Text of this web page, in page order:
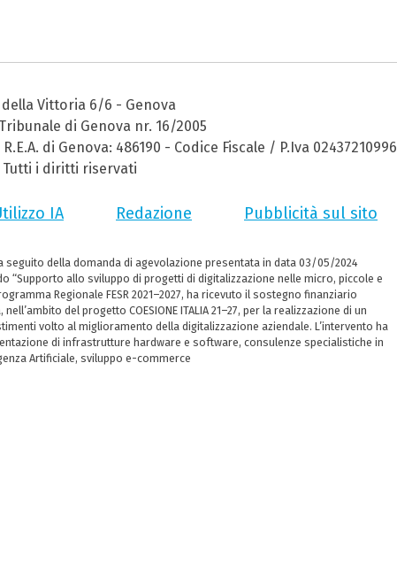
Vittoria 6/6 - Genova
di Genova nr. 16/2005
di Genova: 486190 - Codice Fiscale / P.Iva 02437210996
Tutti i diritti riservati
IA Redazione Pubblicità sul sito
a seguito della domanda di agevolazione presentata in data 03/05/2024
“Supporto allo sviluppo di progetti di digitalizzazione nelle micro, piccole e
Regionale FESR 2021–2027, ha ricevuto il sostegno finanziario
nell’ambito del progetto COESIONE ITALIA 21–27, per la realizzazione di un
volto al miglioramento della digitalizzazione aziendale. L’intervento ha
di infrastrutture hardware e software, consulenze specialistiche in
Artificiale, sviluppo e-commerce